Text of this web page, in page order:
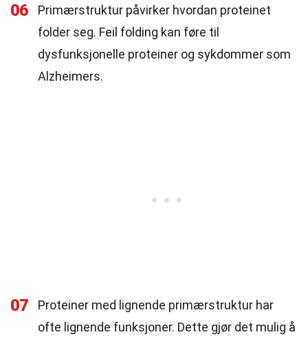
06
Primærstruktur påvirker hvordan proteinet
folder seg. Feil folding kan føre til
dysfunksjonelle proteiner og sykdommer som
Alzheimers.
07
Proteiner med lignende primærstruktur har
ofte lignende funksjoner. Dette gjør det mulig å